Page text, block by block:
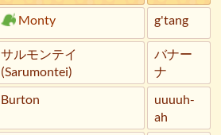
Monty g'tang
サルモンテイ
(Sarumontei)
バナー
ナ
Burton
uuuuh-
ah